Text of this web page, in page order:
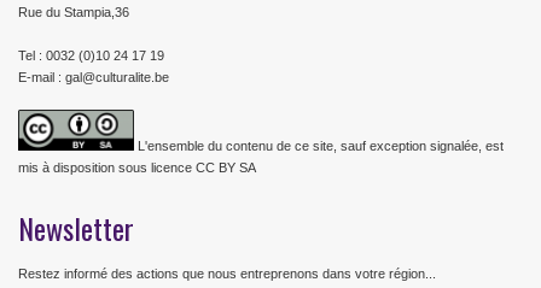
Rue du Stampia,36
Tel : 0032 (0)10 24 17 19
E-mail : gal@culturalite.be
L'ensemble du contenu de ce site, sauf exception signalée, est
mis à disposition sous licence CC BY SA
Newsletter
Restez informé des actions que nous entreprenons dans votre région...